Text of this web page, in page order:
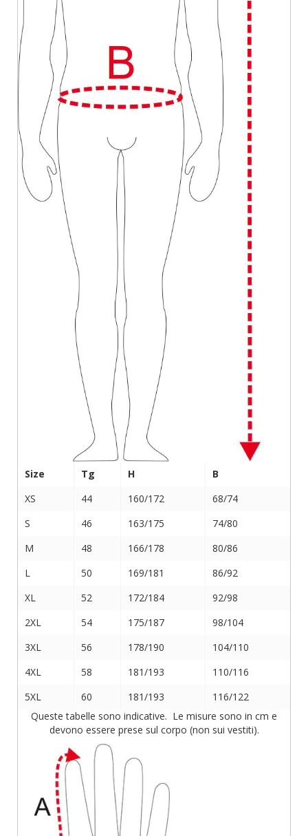
Size Tg H
B
XS
44 160/172
68/74
S
46 163/175
74/80
M
48 166/178
80/86
L
50 169/181
86/92
XL
52 172/184
92/98
2XL
54 175/187
98/104
3XL
56 178/190
104/110
4XL
58 181/193
110/116
5XL
60 181/193
116/122
Queste tabelle sono indicative. Le misure sono in cm e
devono essere prese sul corpo (non sui vestiti).